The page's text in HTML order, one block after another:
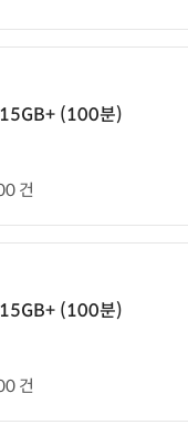
(100분)
건
(100분)
건